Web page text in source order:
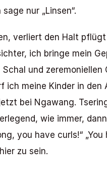
nur „Linsen“.
verliert den Halt
ich bringe mein
und
meine Kinder in
bei Ngawang.
wie immer,
you have curls!“
zu sein.